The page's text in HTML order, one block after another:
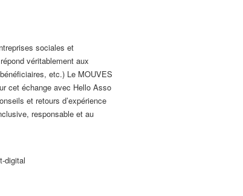
sociales et
véritablement aux
etc.) Le MOUVES
cet échange avec Hello Asso
et retours d’expérience
responsable et au
digital